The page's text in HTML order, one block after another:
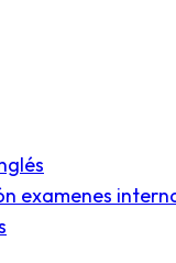
examenes